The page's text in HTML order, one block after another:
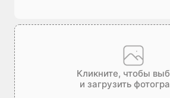
Кликните, чтобы
и загрузить